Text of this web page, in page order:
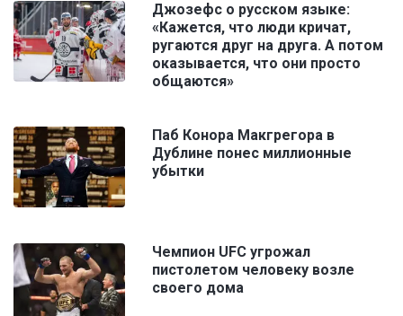
Джозефс о русском языке:
«Кажется, что люди кричат,
ругаются друг на друга. А потом
оказывается, что они просто
общаются»
Паб Конора Макгрегора в
Дублине понес миллионные
убытки
Чемпион UFC угрожал
пистолетом человеку возле
своего дома